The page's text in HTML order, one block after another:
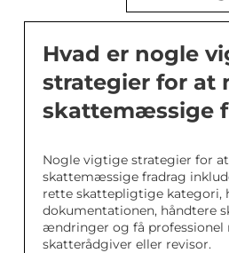
Hvad er nogle
strategier for at
skattemæssige
Nogle vigtige strategier for
skattemæssige fradrag
rette skattepligtige kategori,
dokumentationen, håndtere
ændringer og få professionel
skatterådgiver eller revisor.